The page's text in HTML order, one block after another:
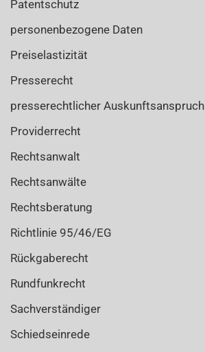
Patentschutz
personenbezogene Daten
Preiselastizität
Presserecht
presserechtlicher Auskunftsanspruch
Providerrecht
Rechtsanwalt
Rechtsanwälte
Rechtsberatung
Richtlinie 95/46/EG
Rückgaberecht
Rundfunkrecht
Sachverständiger
Schiedseinrede